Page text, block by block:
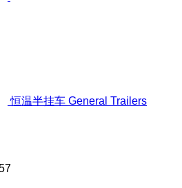
恒温半挂车 General Trailers